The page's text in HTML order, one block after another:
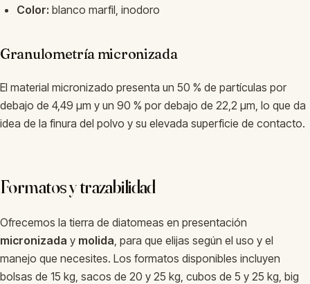
Color: blanco marfil, inodoro
Granulometría micronizada
El material micronizado presenta un 50 % de partículas por
debajo de 4,49 µm y un 90 % por debajo de 22,2 µm, lo que da
idea de la finura del polvo y su elevada superficie de contacto.
Formatos y trazabilidad
Ofrecemos la tierra de diatomeas en presentación
micronizada y molida , para que elijas según el uso y el
manejo que necesites. Los formatos disponibles incluyen
bolsas de 15 kg, sacos de 20 y 25 kg, cubos de 5 y 25 kg, big